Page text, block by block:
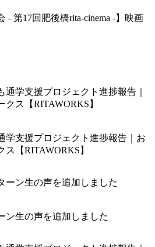
- 第17回肥後橋rita-cinema -】映画
学支援プロジェクト進捗報告｜お
【RITAWORKS】
ン生の声を追加しました